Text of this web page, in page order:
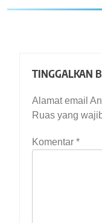
TINGGALKAN
Alamat email
Ruas yang
Komentar *